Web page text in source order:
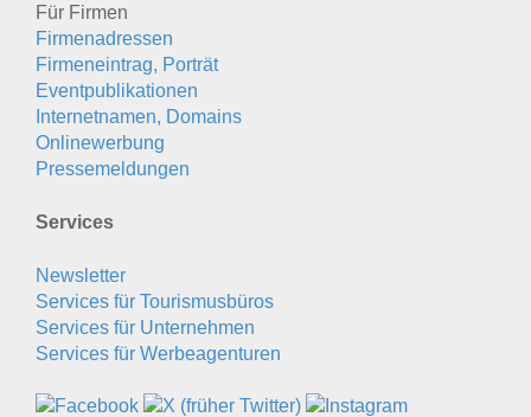
Für Firmen
Firmenadressen
Firmeneintrag, Porträt
Eventpublikationen
Internetnamen, Domains
Onlinewerbung
Pressemeldungen
Services
Newsletter
Services für Tourismusbüros
Services für Unternehmen
Services für Werbeagenturen